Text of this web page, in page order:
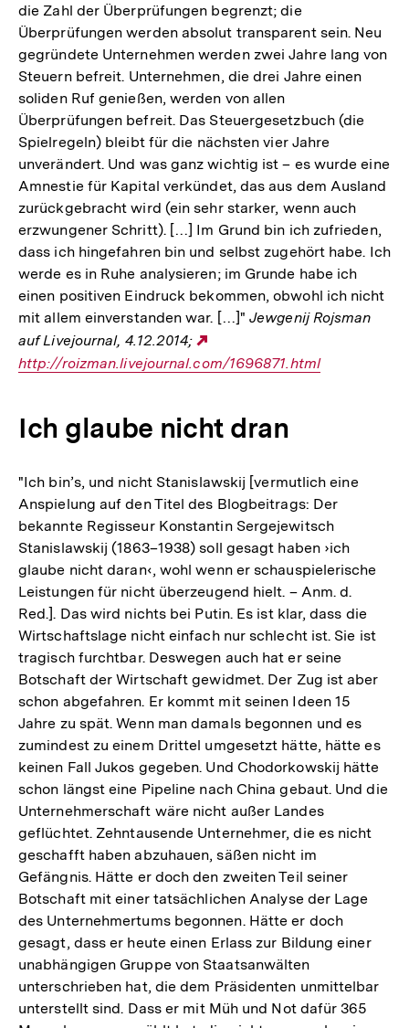
die Zahl der Überprüfungen begrenzt; die
Überprüfungen werden absolut transparent sein. Neu
gegründete Unternehmen werden zwei Jahre lang von
Steuern befreit. Unternehmen, die drei Jahre einen
soliden Ruf genießen, werden von allen
Überprüfungen befreit. Das Steuergesetzbuch (die
Spielregeln) bleibt für die nächsten vier Jahre
unverändert. Und was ganz wichtig ist – es wurde eine
Amnestie für Kapital verkündet, das aus dem Ausland
zurückgebracht wird (ein sehr starker, wenn auch
erzwungener Schritt). […] Im Grund bin ich zufrieden,
dass ich hingefahren bin und selbst zugehört habe. Ich
werde es in Ruhe analysieren; im Grunde habe ich
einen positiven Eindruck bekommen, obwohl ich nicht
mit allem einverstanden war. […]"Jewgenij Rojsman
auf Livejournal, 4.12.2014;
Link:
http://roizman.livejournal.com/1696871.html
Ich glaube nicht dran
"Ich bin’s, und nicht Stanislawskij [vermutlich eine
Anspielung auf den Titel des Blogbeitrags: Der
bekannte Regisseur Konstantin Sergejewitsch
Stanislawskij (1863–1938) soll gesagt haben ›ich
glaube nicht daran‹, wohl wenn er schauspielerische
Leistungen für nicht überzeugend hielt. – Anm. d.
Red.]. Das wird nichts bei Putin. Es ist klar, dass die
Wirtschaftslage nicht einfach nur schlecht ist. Sie ist
tragisch furchtbar. Deswegen auch hat er seine
Botschaft der Wirtschaft gewidmet. Der Zug ist aber
schon abgefahren. Er kommt mit seinen Ideen 15
Jahre zu spät. Wenn man damals begonnen und es
zumindest zu einem Drittel umgesetzt hätte, hätte es
keinen Fall Jukos gegeben. Und Chodorkowskij hätte
schon längst eine Pipeline nach China gebaut. Und die
Unternehmerschaft wäre nicht außer Landes
geflüchtet. Zehntausende Unternehmer, die es nicht
geschafft haben abzuhauen, säßen nicht im
Gefängnis. Hätte er doch den zweiten Teil seiner
Botschaft mit einer tatsächlichen Analyse der Lage
des Unternehmertums begonnen. Hätte er doch
gesagt, dass er heute einen Erlass zur Bildung einer
unabhängigen Gruppe von Staatsanwälten
unterschrieben hat, die dem Präsidenten unmittelbar
unterstellt sind. Dass er mit Müh und Not dafür 365